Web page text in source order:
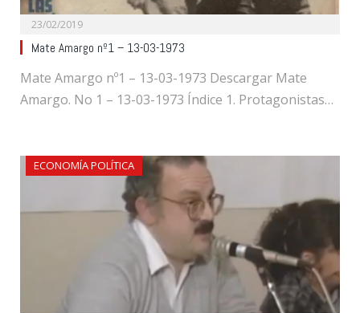
23/02/2019
Mate Amargo nº1 – 13-03-1973
Mate Amargo nº1 – 13-03-1973 Descargar Mate
Amargo. No 1 – 13-03-1973 Índice 1. Protagonistas…
ECONOMÍA POLÍTICA